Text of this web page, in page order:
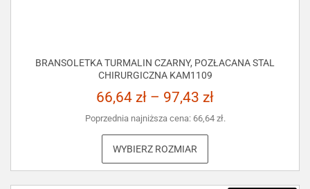
BRANSOLETKA TURMALIN CZARNY, POZŁACANA STAL
CHIRURGICZNA KAM1109
66,64 zł – 97,43 zł
Poprzednia najniższa cena: 66,64 zł.
WYBIERZ ROZMIAR